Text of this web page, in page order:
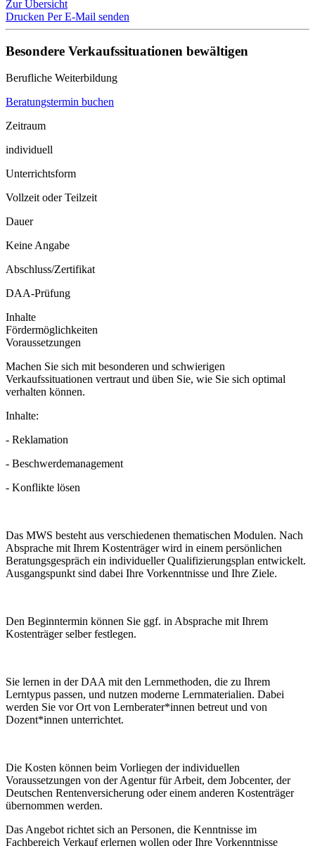
Zur Übersicht
Drucken Per E-Mail senden
Besondere Verkaufssituationen bewältigen
Berufliche Weiterbildung
Beratungstermin buchen
Zeitraum
individuell
Unterrichtsform
Vollzeit oder Teilzeit
Dauer
Keine Angabe
Abschluss/Zertifikat
DAA-Prüfung
Inhalte
Fördermöglichkeiten
Voraussetzungen
Machen Sie sich mit besonderen und schwierigen
Verkaufssituationen vertraut und üben Sie, wie Sie sich optimal
verhalten können.
Inhalte:
- Reklamation
- Beschwerdemanagement
- Konflikte lösen
Das MWS besteht aus verschiedenen thematischen Modulen. Nach
Absprache mit Ihrem Kostenträger wird in einem persönlichen
Beratungsgespräch ein individueller Qualifizierungsplan entwickelt.
Ausgangspunkt sind dabei Ihre Vorkenntnisse und Ihre Ziele.
Den Beginntermin können Sie ggf. in Absprache mit Ihrem
Kostenträger selber festlegen.
Sie lernen in der DAA mit den Lernmethoden, die zu Ihrem
Lerntypus passen, und nutzen moderne Lernmaterialien. Dabei
werden Sie vor Ort von Lernberater*innen betreut und von
Dozent*innen unterrichtet.
Die Kosten können beim Vorliegen der individuellen
Voraussetzungen von der Agentur für Arbeit, dem Jobcenter, der
Deutschen Rentenversicherung oder einem anderen Kostenträger
übernommen werden.
Das Angebot richtet sich an Personen, die Kenntnisse im
Fachbereich Verkauf erlernen wollen oder Ihre Vorkenntnisse